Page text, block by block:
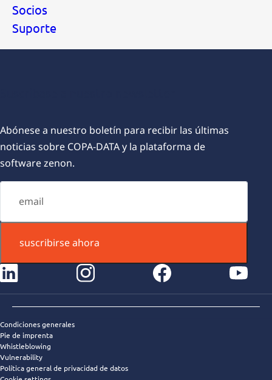
Socios
Suporte
Abónese a nuestro boletín para recibir las últimas
noticias sobre COPA-DATA y la plataforma de
software zenon.
suscribirse ahora
facebook youtube
Condiciones generales
Pie de imprenta
Whistleblowing
Vulnerability
Política general de privacidad de datos